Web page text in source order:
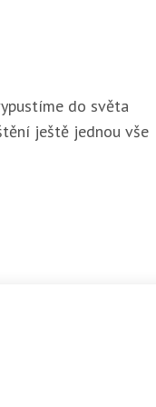
do světa
ještě jednou vše